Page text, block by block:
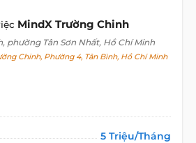
MindX Trường Chinh
, phường Tân Sơn Nhất, Hồ Chí Minh
Chinh, Phường 4, Tân Bình, Hồ Chí Minh
5 Triệu/Tháng